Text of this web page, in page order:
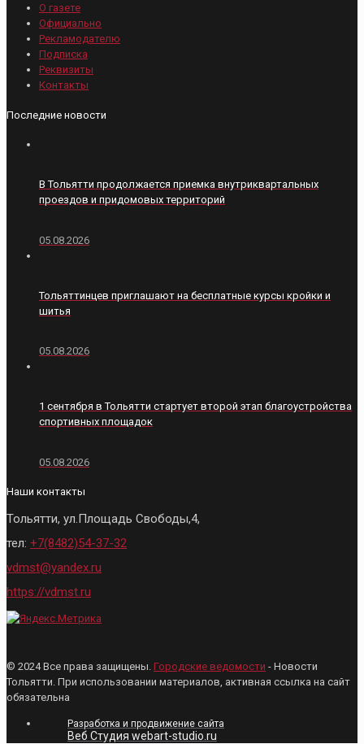
О газете
Официально
Рекламодателю
Подписка
Реквизиты
Контакты
Последние новости
В Тольятти продолжается приемка внутриквартальных
проездов и придомовых территорий
05.08.2026
Тольяттинцев приглашают на бесплатные курсы кройки и
шитья
05.08.2026
1 сентября в Тольятти стартует второй этап благоустройства
спортивных площадок
05.08.2026
Наши контакты
Тольятти, ул.Площадь Свободы,4,
тел: +7(8482)54-37-32
vdmst@yandex.ru
https://vdmst.ru
© 2024 Все права защищены. Городские ведомости - Новости
Тольятти. При использовании материалов, активная ссылка на сайт
обязательна
Разработка и продвижение сайта
Веб Студия webart-studio.ru